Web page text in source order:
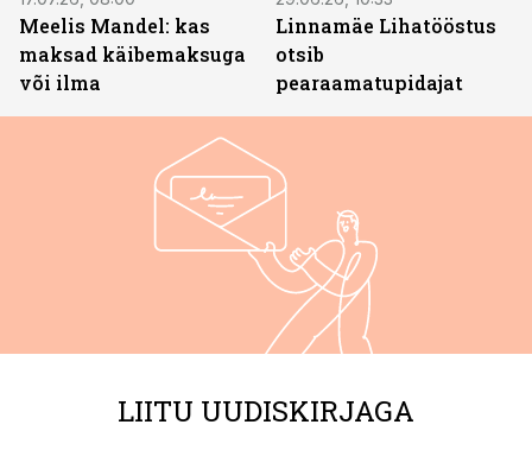
Meelis Mandel: kas
maksad käibemaksuga
või ilma
Linnamäe Lihatööstus
otsib
pearaamatupidajat
LIITU UUDISKIRJAGA